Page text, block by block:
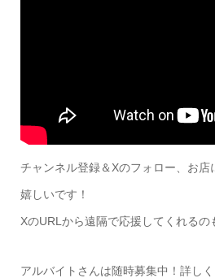
チャンネル登録＆Xのフォロー、お店
嬉しいです！
XのURLから遠隔で応援してくれるの
アルバイトさんは随時募集中！詳し